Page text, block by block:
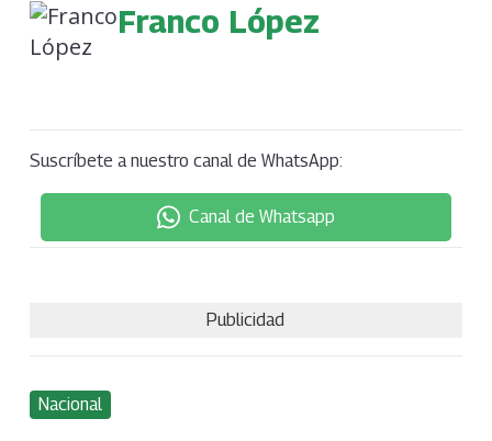
Franco López
Suscríbete a nuestro canal de WhatsApp:
Canal de Whatsapp
Publicidad
Nacional